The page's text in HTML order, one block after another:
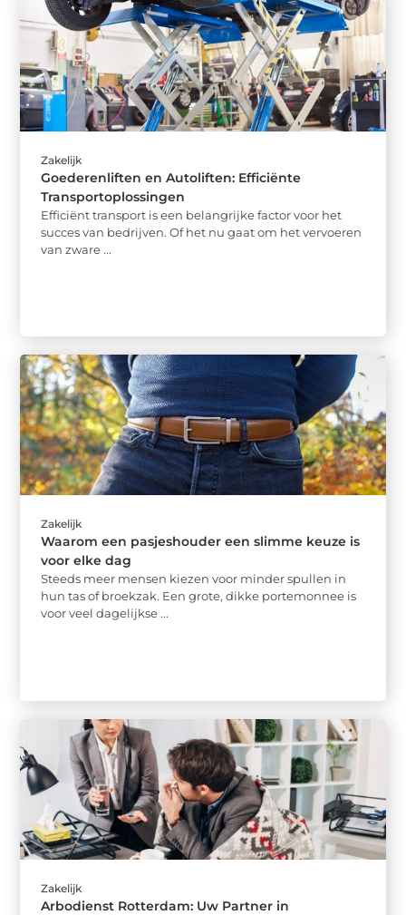
Zakelijk
Goederenliften en Autoliften: Efficiënte
Transportoplossingen
Efficiënt transport is een belangrijke factor voor het
succes van bedrijven. Of het nu gaat om het vervoeren
van zware ...
Zakelijk
Waarom een pasjeshouder een slimme keuze is
voor elke dag
Steeds meer mensen kiezen voor minder spullen in
hun tas of broekzak. Een grote, dikke portemonnee is
voor veel dagelijkse ...
Zakelijk
Arbodienst Rotterdam: Uw Partner in